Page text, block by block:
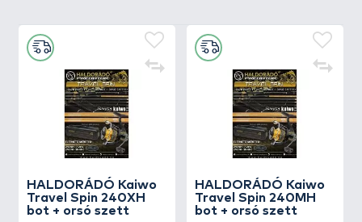
HALDORÁDÓ Kaiwo
Travel Spin 240XH
bot + orsó szett
HALDORÁDÓ Kaiwo
Travel Spin 240MH
bot + orsó szett